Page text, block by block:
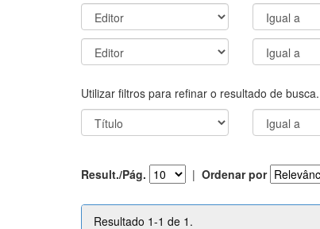
Utilizar filtros para refinar o resultado de busca.
Result./Pág. | Ordenar por
Resultado 1-1 de 1.